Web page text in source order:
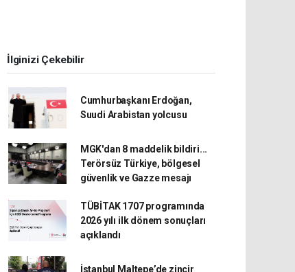
İlginizi Çekebilir
Cumhurbaşkanı Erdoğan,
Suudi Arabistan yolcusu
MGK'dan 8 maddelik bildiri...
Terörsüz Türkiye, bölgesel
güvenlik ve Gazze mesajı
TÜBİTAK 1707 programında
2026 yılı ilk dönem sonuçları
açıklandı
İstanbul Maltepe’de zincir